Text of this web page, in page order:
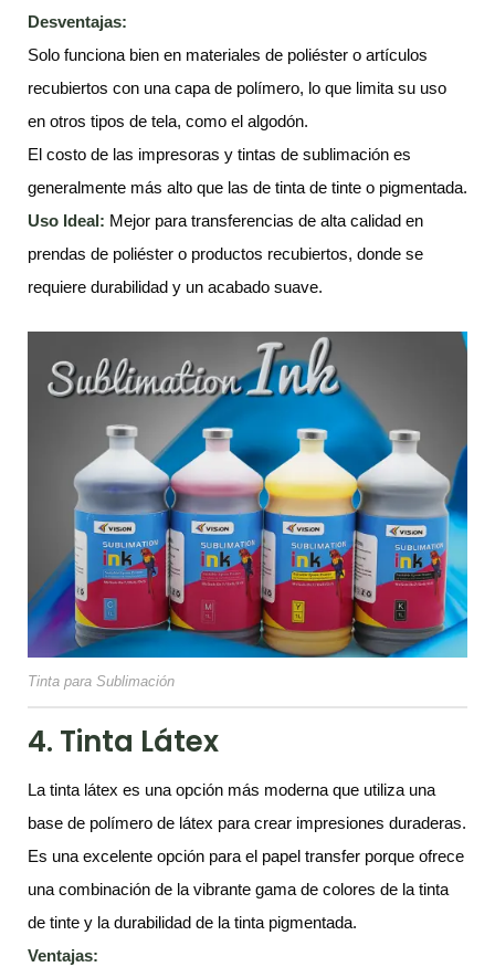
Desventajas:
Solo funciona bien en materiales de poliéster o artículos
recubiertos con una capa de polímero, lo que limita su uso
en otros tipos de tela, como el algodón.
El costo de las impresoras y tintas de sublimación es
generalmente más alto que las de tinta de tinte o pigmentada.
Uso Ideal: Mejor para transferencias de alta calidad en
prendas de poliéster o productos recubiertos, donde se
requiere durabilidad y un acabado suave.
Tinta para Sublimación
4. Tinta Látex
La tinta látex es una opción más moderna que utiliza una
base de polímero de látex para crear impresiones duraderas.
Es una excelente opción para el papel transfer porque ofrece
una combinación de la vibrante gama de colores de la tinta
de tinte y la durabilidad de la tinta pigmentada.
Ventajas: